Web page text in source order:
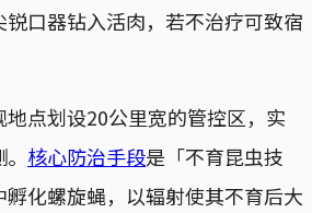
口器钻入活肉，若不治疗可致宿
点划设20公里宽的管控区，实
核心防治手段是「不育昆虫技
化螺旋蝇，以辐射使其不育后大